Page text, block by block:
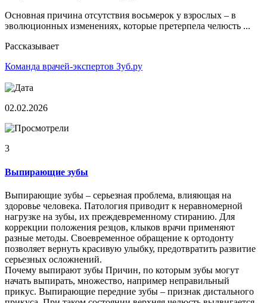
Основная причина отсутствия восьмерок у взрослых – в
эволюционных изменениях, которые претерпела челюсть ...
Рассказывает
Команда врачей-экспертов Зуб.ру
02.02.2026
3
Выпирающие зубы
Выпирающие зубы – серьезная проблема, влияющая на
здоровье человека. Патология приводит к неравномерной
нагрузке на зубы, их преждевременному стиранию. Для
коррекции положения резцов, клыков врачи применяют
разные методы. Своевременное обращение к ортодонту
позволяет вернуть красивую улыбку, предотвратить развитие
серьезных осложнений.
Почему выпирают зубы Причин, по которым зубы могут
начать выпирать, множество, например неправильный
прикус. Выпирающие передние зубы – признак дистального